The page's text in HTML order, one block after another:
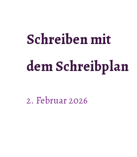
Schreiben mit
dem Schreibplan
2. Februar 2026